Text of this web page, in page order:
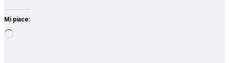
Mi piace: